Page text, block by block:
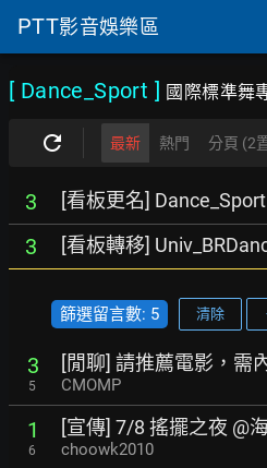
PTT影音娛樂區
[ Dance_Sport ] 國際標準舞
最新 熱門 分頁 (2
3 [看板更名] Dance_Sport
3 [看板轉移]
篩選留言數: 5 清除
3
5
[閒聊] 請推薦電影，需
CMOMP
1
6
[宣傳] 7/8 搖擺之夜 @
choowk2010